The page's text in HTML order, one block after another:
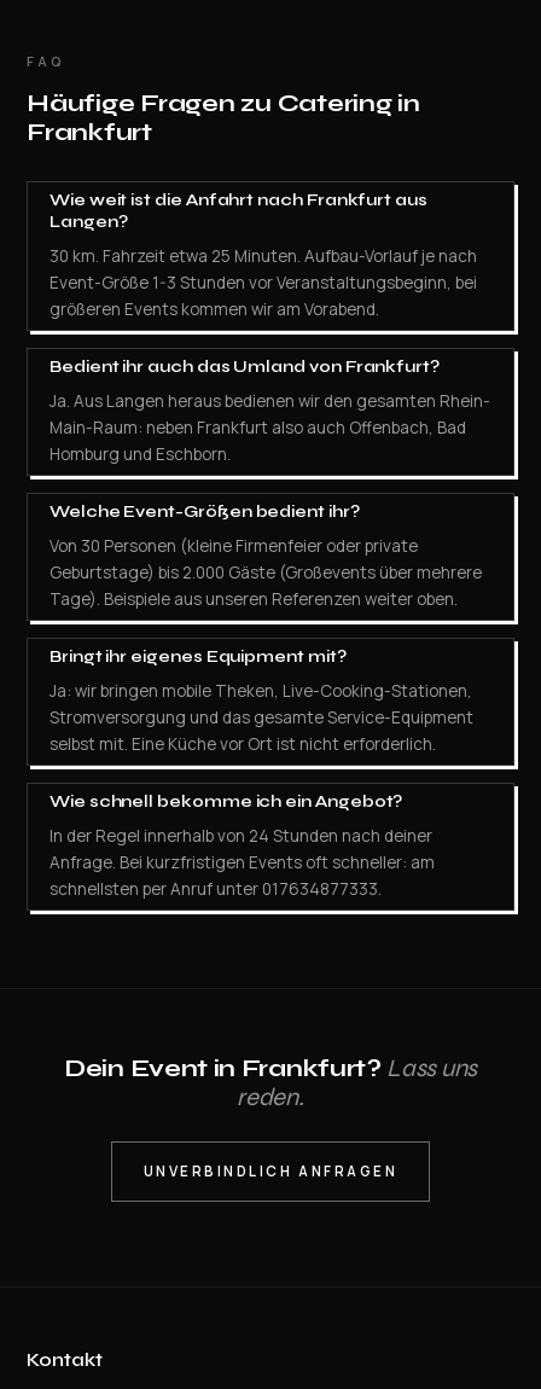
FAQ
Häufige Fragen zu Catering in
Frankfurt
Wie weit ist die Anfahrt nach Frankfurt aus
Langen?
30 km. Fahrzeit etwa 25 Minuten. Aufbau-Vorlauf je nach
Event-Größe 1-3 Stunden vor Veranstaltungsbeginn, bei
größeren Events kommen wir am Vorabend.
Bedient ihr auch das Umland von Frankfurt?
Ja. Aus Langen heraus bedienen wir den gesamten Rhein-
Main-Raum: neben Frankfurt also auch Offenbach, Bad
Homburg und Eschborn.
Welche Event-Größen bedient ihr?
Von 30 Personen (kleine Firmenfeier oder private
Geburtstage) bis 2.000 Gäste (Großevents über mehrere
Tage). Beispiele aus unseren Referenzen weiter oben.
Bringt ihr eigenes Equipment mit?
Ja: wir bringen mobile Theken, Live-Cooking-Stationen,
Stromversorgung und das gesamte Service-Equipment
selbst mit. Eine Küche vor Ort ist nicht erforderlich.
Wie schnell bekomme ich ein Angebot?
In der Regel innerhalb von 24 Stunden nach deiner
Anfrage. Bei kurzfristigen Events oft schneller: am
schnellsten per Anruf unter 017634877333.
Dein Event in Frankfurt? Lass uns
reden.
UNVERBINDLICH ANFRAGEN
Kontakt